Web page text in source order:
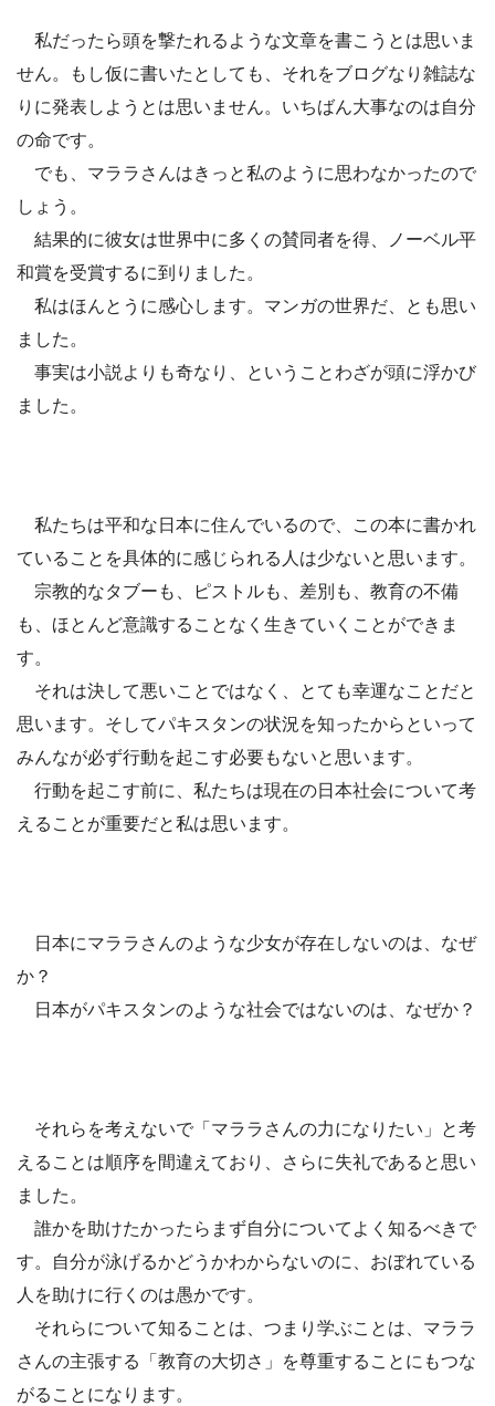
私だったら頭を撃たれるような文章を書こうとは思いま
せん。もし仮に書いたとしても、それをブログなり雑誌な
りに発表しようとは思いません。いちばん大事なのは自分
の命です。
でも、マララさんはきっと私のように思わなかったので
しょう。
結果的に彼女は世界中に多くの賛同者を得、ノーベル平
和賞を受賞するに到りました。
私はほんとうに感心します。マンガの世界だ、とも思い
ました。
事実は小説よりも奇なり、ということわざが頭に浮かび
ました。
私たちは平和な日本に住んでいるので、この本に書かれ
ていることを具体的に感じられる人は少ないと思います。
宗教的なタブーも、ピストルも、差別も、教育の不備
も、ほとんど意識することなく生きていくことができま
す。
それは決して悪いことではなく、とても幸運なことだと
思います。そしてパキスタンの状況を知ったからといって
みんなが必ず行動を起こす必要もないと思います。
行動を起こす前に、私たちは現在の日本社会について考
えることが重要だと私は思います。
日本にマララさんのような少女が存在しないのは、なぜ
か？
日本がパキスタンのような社会ではないのは、なぜか？
それらを考えないで「マララさんの力になりたい」と考
えることは順序を間違えており、さらに失礼であると思い
ました。
誰かを助けたかったらまず自分についてよく知るべきで
す。自分が泳げるかどうかわからないのに、おぼれている
人を助けに行くのは愚かです。
それらについて知ることは、つまり学ぶことは、マララ
さんの主張する「教育の大切さ」を尊重することにもつな
がることになります。